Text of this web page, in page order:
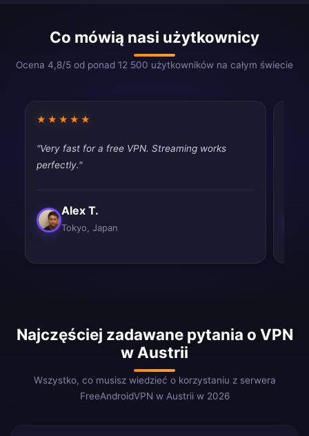
Co mówią nasi użytkownicy
Ocena 4,8/5 od ponad 12 500 użytkowników na całym świecie
★★★★★
"Very fast for a free VPN. Streaming works
perfectly."
Alex T.
Tokyo, Japan
Najczęściej zadawane pytania o VPN
w Austrii
Wszystko, co musisz wiedzieć o korzystaniu z serwera
FreeAndroidVPN w Austrii w 2026